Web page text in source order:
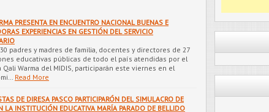
PRESENTA EN ENCUENTRO NACIONAL BUENAS E
EXPERIENCIAS EN GESTIÓN DEL SERVICIO
padres y madres de familia, docentes y directores de 27
educativas públicas de todo el país atendidas por el
Qali Warma del MIDIS, participarán este viernes en el
Read More
DE DIRESA PASCO PARTICIPARÓN DEL SIMULACRO DE
LA INSTITUCIÓN EDUCATIVA MARÍA PARADO DE BELLIDO